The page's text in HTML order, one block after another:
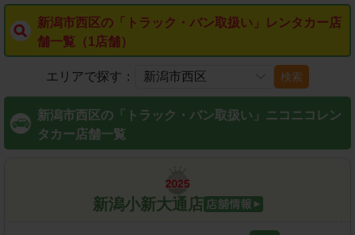
新潟市西区の「トラック・バン取扱い」レンタカー店
舗一覧（1店舗）
エリアで探す： 検索
新潟市西区の「トラック・バン取扱い」ニコニコレン
タカー店舗一覧
新潟小新大通店